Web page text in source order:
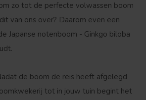
zo tot de perfecte volwassen boom
van ons over? Daarom even een
Japanse notenboom - Ginkgo biloba
de boom de reis heeft afgelegd
tot in jouw tuin begint het
Verspreide vorm